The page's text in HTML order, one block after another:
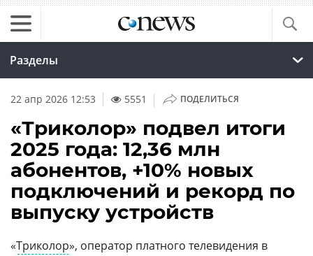
Разделы
22 апр 2026 12:53 5551 | ПОДЕЛИТЬСЯ
«Триколор» подвел итоги
2025 года: 12,36 млн
абонентов, +10% новых
подключений и рекорд по
выпуску устройств
«Триколор», оператор платного телевидения в